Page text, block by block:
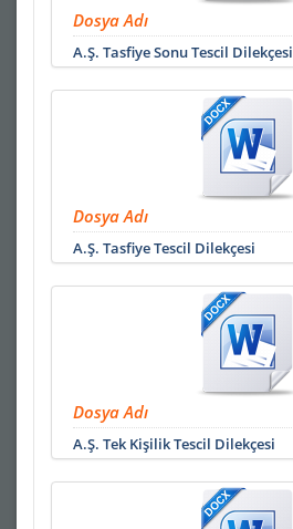
Dosya Adı
A.Ş. Tasfiye Sonu Tescil Dilekçesi
Dosya Adı
A.Ş. Tasfiye Tescil Dilekçesi
Dosya Adı
A.Ş. Tek Kişilik Tescil Dilekçesi